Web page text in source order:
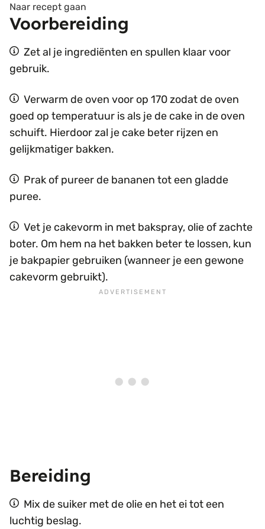
Naar recept gaan
Voorbereiding
Zet al je ingrediënten en spullen klaar voor
gebruik.
Verwarm de oven voor op 170 zodat de oven
goed op temperatuur is als je de cake in de oven
schuift. Hierdoor zal je cake beter rijzen en
gelijkmatiger bakken.
Prak of pureer de bananen tot een gladde
puree.
Vet je cakevorm in met bakspray, olie of zachte
boter. Om hem na het bakken beter te lossen, kun
je bakpapier gebruiken (wanneer je een gewone
cakevorm gebruikt).
Bereiding
Mix de suiker met de olie en het ei tot een
luchtig beslag.